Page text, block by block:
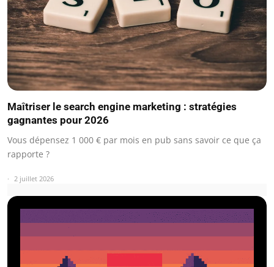
Maîtriser le search engine marketing : stratégies
gagnantes pour 2026
Vous dépensez 1 000 € par mois en pub sans savoir ce que ça
rapporte ?
2 juillet 2026